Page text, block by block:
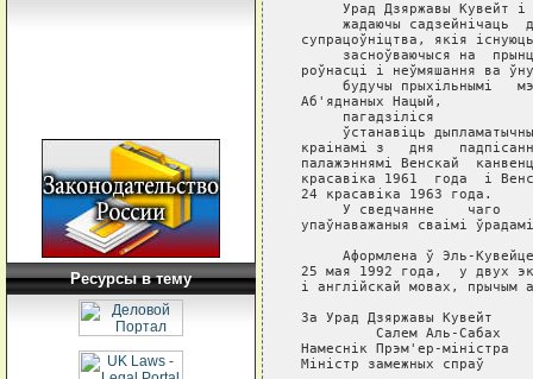
Ресурсы в тему
Урад Дзяржавы Кувейт i
жадаючы садзейнiчаць
супрацоўнiцтва, якiя
засноўваючыся на
роўнасцi i неўмяшання ва
будучы прыхiльнымi
Аб'яднаных Нацый,
     пагадзiлiся
ўстанавiць
краiнамi з   дня
палажэннямi Венскай
красавiка 1961  года  i
24 красавiка 1963 года.
У сведчанне    чаго
упаўнаважаныя сваiмi
Аформлена ў Эль-
25 мая 1992 года,  у двух
i англiйскай мовах, прычым
За Урад Дзяржавы Кувейт
Салем Аль-Сабах
Намеснiк Прэм'ер-
Мiнiстр замежных спраў